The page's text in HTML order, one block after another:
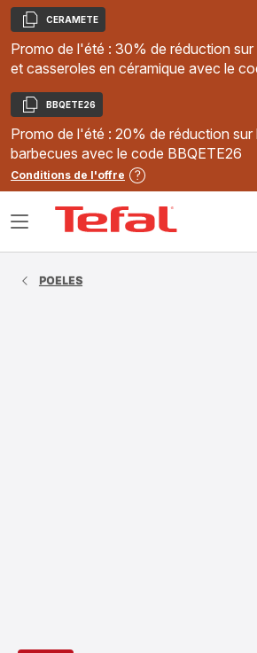
Copier
CERAMETE
Promo de l'été : 30% de réduction
et casseroles en céramique avec le
Copier
BBQETE26
Promo de l'été : 20% de réduction sur
barbecues avec le code BBQETE26
Conditions de l'offre
Ouvrir
POELES